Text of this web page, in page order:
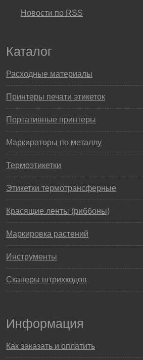
Новости по RSS
Каталог
Расходные материалы
Принтеры печати этикеток
Портативные принтеры
Маркираторы по металлу
Термоэтикетки
Этикетки термотрансферные
Красящие ленты (риббоны)
Маркировка растений
Инструменты
Сканеры штрихкодов
Информация
Как заказать и оплатить